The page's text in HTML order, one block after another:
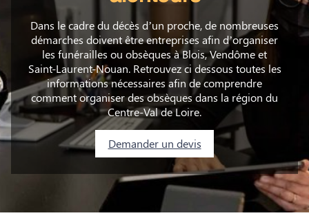
DEMANDE DE DEVIS OBSÈQUES
AGENCE FUNÉRAIRE À BLOIS
AGENCE FUNÉRAIRE À VENDÔME
AGENCE FUNÉRAIRE À SAINT-LAURENT-NOUAN
DEMANDE DE RENDEZ-VOUS EN AGENCE
URNES ET PLAQUES
Dans le cadre du décès d’un proche, de nombreuses
démarches doivent être entreprises afin d’organiser
les funérailles ou obsèques à Blois, Vendôme et
Saint-Laurent-Nouan. Retrouvez ci dessous toutes les
informations nécessaires afin de comprendre
comment organiser des obsèques dans la région du
Centre-Val de Loire.
Demander un devis